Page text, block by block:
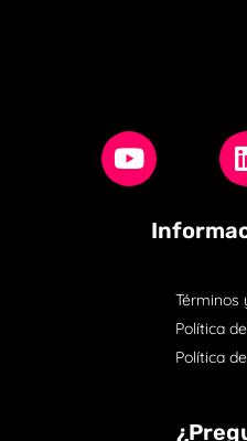
Términos
Política
Política